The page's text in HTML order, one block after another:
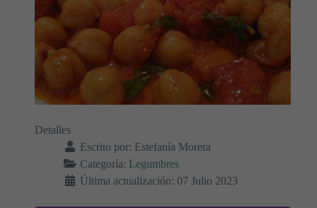
Detalles
Escrito por: Estefanía Morera
Categoría: Legumbres
Última actualización: 07 Julio 2023